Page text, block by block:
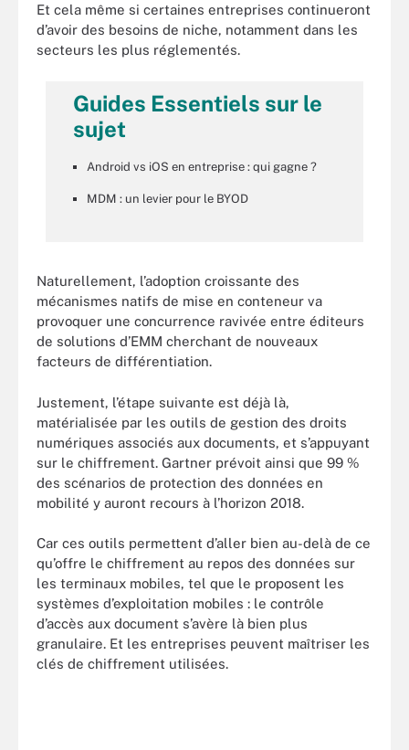
Et cela même si certaines entreprises continueront
d’avoir des besoins de niche, notamment dans les
secteurs les plus réglementés.
Guides Essentiels sur le
sujet
Android vs iOS en entreprise : qui gagne ?
MDM : un levier pour le BYOD
Naturellement, l’adoption croissante des
mécanismes natifs de mise en conteneur va
provoquer une concurrence ravivée entre éditeurs
de solutions d’EMM cherchant de nouveaux
facteurs de différentiation.
Justement, l’étape suivante est déjà là,
matérialisée par les outils de gestion des droits
numériques associés aux documents, et s’appuyant
sur le chiffrement. Gartner prévoit ainsi que 99 %
des scénarios de protection des données en
mobilité y auront recours à l’horizon 2018.
Car ces outils permettent d’aller bien au-delà de ce
qu’offre le chiffrement au repos des données sur
les terminaux mobiles, tel que le proposent les
systèmes d’exploitation mobiles : le contrôle
d’accès aux document s’avère là bien plus
granulaire. Et les entreprises peuvent maîtriser les
clés de chiffrement utilisées.